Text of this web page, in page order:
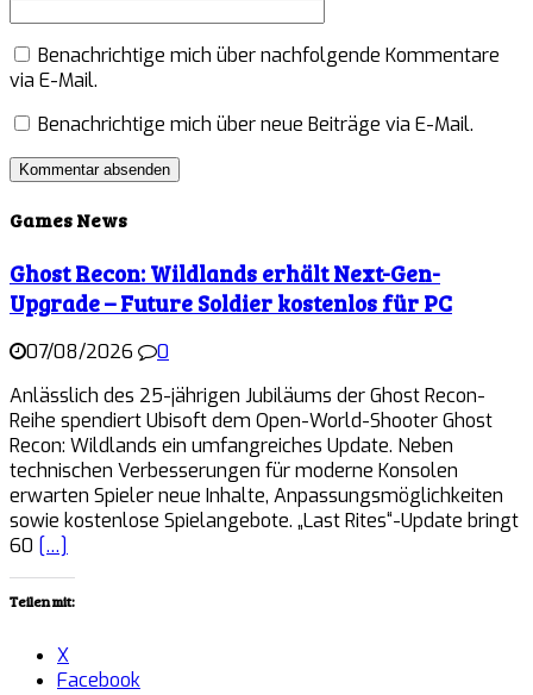
Benachrichtige mich über nachfolgende Kommentare
via E-Mail.
Benachrichtige mich über neue Beiträge via E-Mail.
Games News
Ghost Recon: Wildlands erhält Next-Gen-
Upgrade – Future Soldier kostenlos für PC
07/08/2026
0
Anlässlich des 25-jährigen Jubiläums der Ghost Recon-
Reihe spendiert Ubisoft dem Open-World-Shooter Ghost
Recon: Wildlands ein umfangreiches Update. Neben
technischen Verbesserungen für moderne Konsolen
erwarten Spieler neue Inhalte, Anpassungsmöglichkeiten
sowie kostenlose Spielangebote. „Last Rites“-Update bringt
60 […]
Teilen mit:
X
Facebook